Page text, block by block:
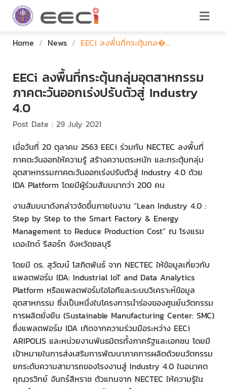
Home / News / EECi ลงพื้นที่กระตุ้นกล�...
EECi ลงพื้นที่กระตุ้นกลุ่มอุตสาหกรรม
ภาคตะวันออกเร่งปรับตัวสู่ Industry
4.0
Post Date : 29 July 2021
เมื่อวันที่ 20 ตุลาคม 2563 EECi ร่วมกับ NECTEC ลงพื้นที่
ภาคตะวันออกให้ความรู้ สร้างความตระหนัก และกระตุ้นกลุ่ม
อุตสาหกรรมภาคตะวันออกเร่งปรับตัวสู่ Industry 4.0 ด้วย
IDA Platform โดยมีผู้ร่วมสัมมนากว่า 200 คน
งานสัมมนาดังกล่าวจัดขึ้นภายในงาน “Lean Industry 4.0 :
Step by Step to the Smart Factory & Energy
Management to Reduce Production Cost” ณ โรงแรม
เดอะไทด์ รีสอร์ท จังหวัดชลบุรี
โดยมี ดร. สุวัฒน์ โสภิตพันธ์ จาก NECTEC ให้ข้อมูลเกี่ยวกับ
แพลตฟอร์ม IDA: Industrial IoT and Data Analytics
Platform หรือแพลตฟอร์มไอโอทีและระบบวิเคราะห์ข้อมูล
อุตสาหกรรม ซึ่งเป็นหนึ่งในโครงการนำร่องของศูนย์นวัตกรรม
การผลิตยั่งยืน (Sustainable Manufacturing Center: SMC)
ซึ่งแพลตฟอร์ม IDA เกิดจากความร่วมมือระหว่าง EECi
ARIPOLIS และหน่วยงานพันธมิตรทั้งภาครัฐและเอกชน โดยมี
เป้าหมายในการส่งเสริมการพัฒนาภาคการผลิตด้วยนวัตกรรม
ยกระดับความสามารถของโรงงานสู่ Industry 4.0 ในอนาคต
คุณวรวิทย์ จันทร์สีหราช ตัวแทนจาก NECTEC ให้ความรู้ใน